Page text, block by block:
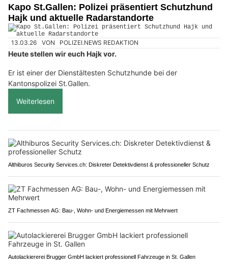
Kapo St.Gallen: Polizei präsentiert Schutzhund
Hajk und aktuelle Radarstandorte
13.03.26 VON POLIZEI.NEWS REDAKTION
Heute stellen wir euch Hajk vor.
Er ist einer der Dienstältesten Schutzhunde bei der
Kantonspolizei St.Gallen.
Weiterlesen
Althiburos Security Services.ch: Diskreter Detektivdienst & professioneller Schutz
ZT Fachmessen AG: Bau-, Wohn- und Energiemessen mit Mehrwert
Autolackiererei Brugger GmbH lackiert professionell Fahrzeuge in St. Gallen